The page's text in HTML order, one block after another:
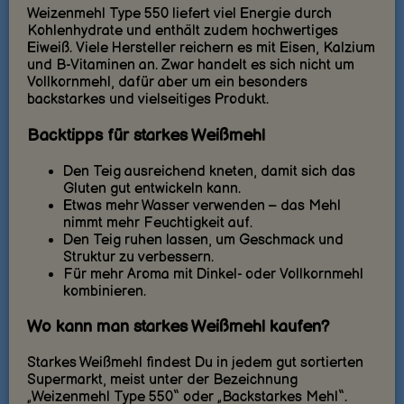
Weizenmehl Type 550 liefert viel Energie durch
Kohlenhydrate und enthält zudem hochwertiges
Eiweiß. Viele Hersteller reichern es mit Eisen, Kalzium
und B-Vitaminen an. Zwar handelt es sich nicht um
Vollkornmehl, dafür aber um ein besonders
backstarkes und vielseitiges Produkt.
Backtipps für starkes Weißmehl
Den Teig ausreichend kneten, damit sich das
Gluten gut entwickeln kann.
Etwas mehr Wasser verwenden – das Mehl
nimmt mehr Feuchtigkeit auf.
Den Teig ruhen lassen, um Geschmack und
Struktur zu verbessern.
Für mehr Aroma mit Dinkel- oder Vollkornmehl
kombinieren.
Wo kann man starkes Weißmehl kaufen?
Starkes Weißmehl findest Du in jedem gut sortierten
Supermarkt, meist unter der Bezeichnung
„Weizenmehl Type 550“ oder „Backstarkes Mehl“.